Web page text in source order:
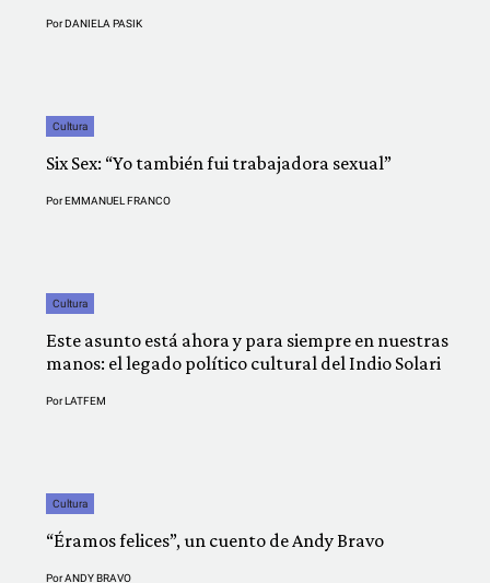
PorDANIELA PASIK
Cultura
Six Sex: “Yo también fui trabajadora sexual”
PorEMMANUEL FRANCO
Cultura
Este asunto está ahora y para siempre en nuestras
manos: el legado político cultural del Indio Solari
PorLATFEM
Cultura
“Éramos felices”, un cuento de Andy Bravo
PorANDY BRAVO